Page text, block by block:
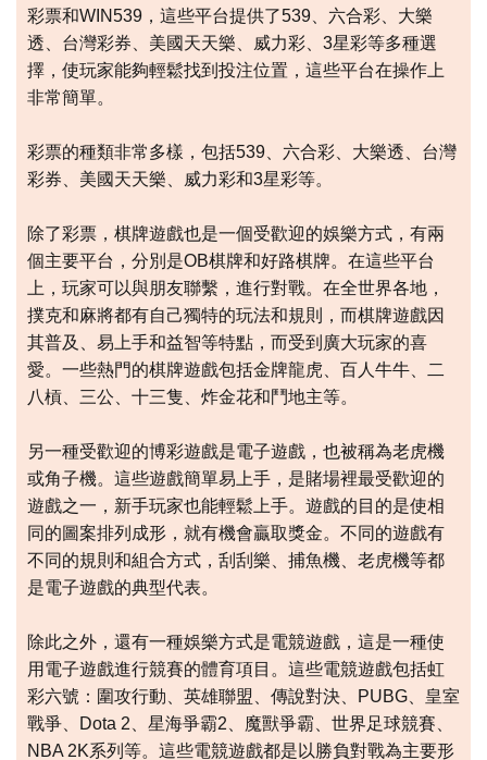
彩票和WIN539，這些平台提供了539、六合彩、大樂
透、台灣彩券、美國天天樂、威力彩、3星彩等多種選
擇，使玩家能夠輕鬆找到投注位置，這些平台在操作上
非常簡單。
彩票的種類非常多樣，包括539、六合彩、大樂透、台灣
彩券、美國天天樂、威力彩和3星彩等。
除了彩票，棋牌遊戲也是一個受歡迎的娛樂方式，有兩
個主要平台，分別是OB棋牌和好路棋牌。在這些平台
上，玩家可以與朋友聯繫，進行對戰。在全世界各地，
撲克和麻將都有自己獨特的玩法和規則，而棋牌遊戲因
其普及、易上手和益智等特點，而受到廣大玩家的喜
愛。一些熱門的棋牌遊戲包括金牌龍虎、百人牛牛、二
八槓、三公、十三隻、炸金花和鬥地主等。
另一種受歡迎的博彩遊戲是電子遊戲，也被稱為老虎機
或角子機。這些遊戲簡單易上手，是賭場裡最受歡迎的
遊戲之一，新手玩家也能輕鬆上手。遊戲的目的是使相
同的圖案排列成形，就有機會贏取獎金。不同的遊戲有
不同的規則和組合方式，刮刮樂、捕魚機、老虎機等都
是電子遊戲的典型代表。
除此之外，還有一種娛樂方式是電競遊戲，這是一種使
用電子遊戲進行競賽的體育項目。這些電競遊戲包括虹
彩六號：圍攻行動、英雄聯盟、傳說對決、PUBG、皇室
戰爭、Dota 2、星海爭霸2、魔獸爭霸、世界足球競賽、
NBA 2K系列等。這些電競遊戲都是以勝負對戰為主要形